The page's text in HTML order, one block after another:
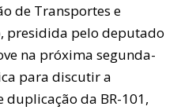
de Transportes e
presidida pelo deputado
na próxima segunda-
para discutir a
da BR-101,